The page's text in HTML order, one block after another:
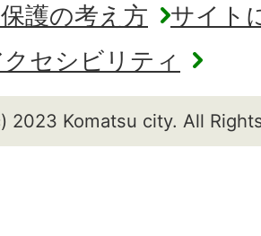
護の考え方
サイト
セシビリティ
2023 Komatsu city. All